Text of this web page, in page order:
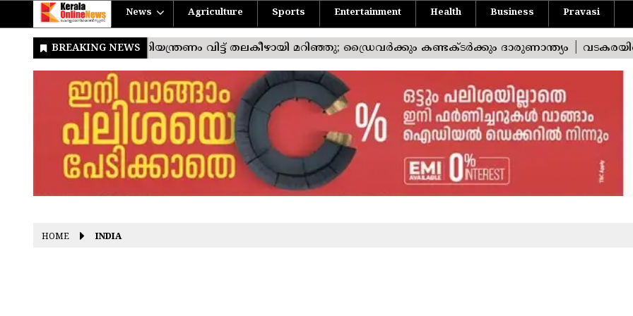
News Agriculture Sports Entertainment Health Business Pravasi
HOME INDIA